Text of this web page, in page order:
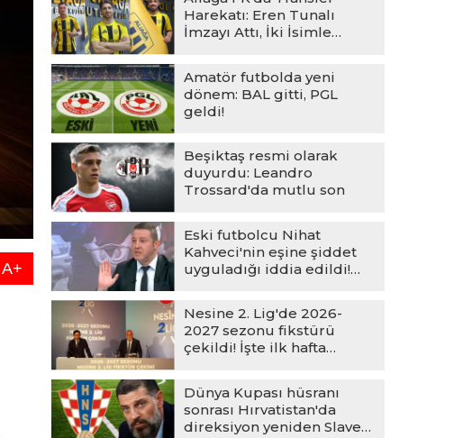
A+
Harekatı: Eren Tunalı
İmzayı Attı, İki İsimle
Amatör futbolda yeni
dönem: BAL gitti, PGL
geldi!
Beşiktaş resmi olarak
duyurdu: Leandro
Trossard'da mutlu son
Eski futbolcu Nihat
Kahveci'nin eşine şiddet
uyguladığı iddia edildi!
Nesine 2. Lig'de 2026-
2027 sezonu fikstürü
çekildi! İşte ilk hafta
Dünya Kupası hüsranı
sonrası Hırvatistan'da
direksiyon yeniden Slaven